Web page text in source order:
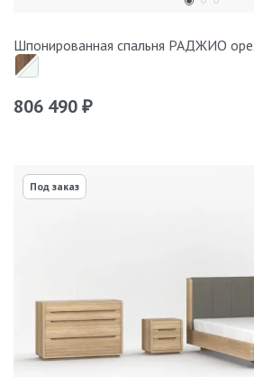
Шпонированная спальня РАДЖИО
806 490 ₽
Под заказ